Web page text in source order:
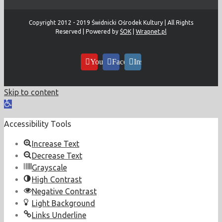
Copyright 2012 - 2019 Świdnicki Ośrodek Kultury | All Rights
Reserved | Powered by ŚOK Wrapnet.pl
YouTubeFacebookInstagram
Skip to content
Open
Accessibility Tools
Increase Text
Decrease Text
Grayscale
High Contrast
Negative Contrast
Light Background
Links Underline